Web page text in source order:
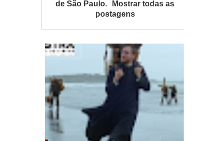
de São Paulo.
Mostrar todas as
postagens